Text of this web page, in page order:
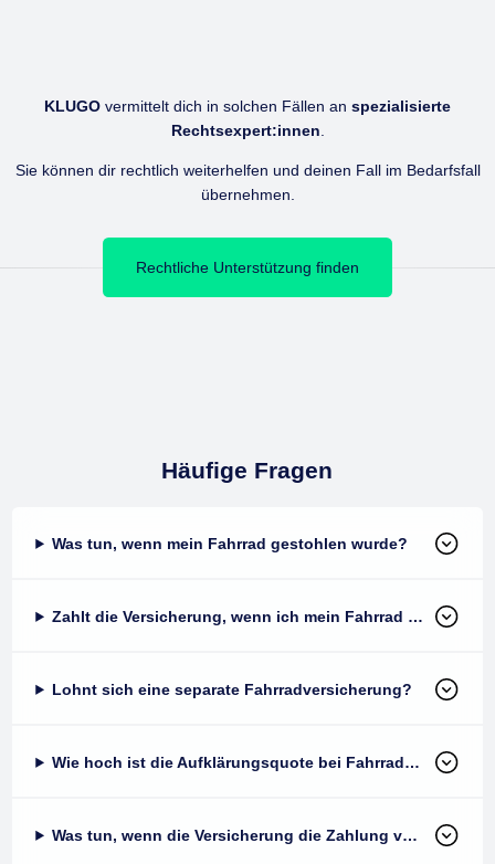
KLUGO vermittelt dich in solchen Fällen an spezialisierte
Rechtsexpert:innen
Sie können dir rechtlich weiterhelfen und deinen Fall im Bedarfsfall
übernehmen.
Rechtliche Unterstützung finden
Häufige Fragen
Was tun, wenn mein Fahrrad gestohlen wurde?
Zahlt die Versicherung, wenn ich mein Fahrrad nicht abgeschlossen habe?
Lohnt sich eine separate Fahrradversicherung?
Wie hoch ist die Aufklärungsquote bei Fahrraddiebstahl?
Was tun, wenn die Versicherung die Zahlung verweigert?